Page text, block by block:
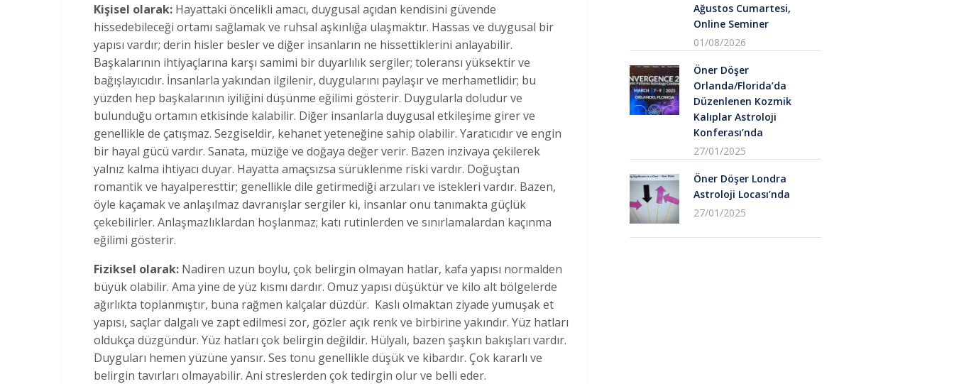
Kişisel olarak: Hayattaki öncelikli amacı, duygusal açıdan kendisini güvende
hissedebileceği ortamı sağlamak ve ruhsal aşkınlığa ulaşmaktır. Hassas ve duygusal bir
yapısı vardır; derin hisler besler ve diğer insanların ne hissettiklerini anlayabilir.
Başkalarının ihtiyaçlarına karşı samimi bir duyarlılık sergiler; toleransı yüksektir ve
bağışlayıcıdır. İnsanlarla yakından ilgilenir, duygularını paylaşır ve merhametlidir; bu
yüzden hep başkalarının iyiliğini düşünme eğilimi gösterir. Duygularla doludur ve
bulunduğu ortamın etkisinde kalabilir. Diğer insanlarla duygusal etkileşime girer ve
genellikle de çatışmaz. Sezgiseldir, kehanet yeteneğine sahip olabilir. Yaratıcıdır ve engin
bir hayal gücü vardır. Sanata, müziğe ve doğaya değer verir. Bazen inzivaya çekilerek
yalnız kalma ihtiyacı duyar. Hayatta amaçsızsa sürüklenme riski vardır. Doğuştan
romantik ve hayalperesttir; genellikle dile getirmediği arzuları ve istekleri vardır. Bazen,
öyle kaçamak ve anlaşılmaz davranışlar sergiler ki, insanlar onu tanımakta güçlük
çekebilirler. Anlaşmazlıklardan hoşlanmaz; katı rutinlerden ve sınırlamalardan kaçınma
eğilimi gösterir.
Fiziksel olarak: Nadiren uzun boylu, çok belirgin olmayan hatlar, kafa yapısı normalden
büyük olabilir. Ama yine de yüz kısmı dardır. Omuz yapısı düşüktür ve kilo alt bölgelerde
ağırlıkta toplanmıştır, buna rağmen kalçalar düzdür. Kaslı olmaktan ziyade yumuşak et
yapısı, saçlar dalgalı ve zapt edilmesi zor, gözler açık renk ve birbirine yakındır. Yüz hatları
oldukça düzgündür. Yüz hatları çok belirgin değildir. Hülyalı, bazen şaşkın bakışları vardır.
Duyguları hemen yüzüne yansır. Ses tonu genellikle düşük ve kibardır. Çok kararlı ve
belirgin tavırları olmayabilir. Ani streslerden çok tedirgin olur ve belli eder.
Ağustos Cumartesi,
Online Seminer
01/08/2026
Öner Döşer
Orlanda/Florida’da
Düzenlenen Kozmik
Kalıplar Astroloji
Konferası’nda
27/01/2025
Öner Döşer Londra
Astroloji Locası’nda
27/01/2025